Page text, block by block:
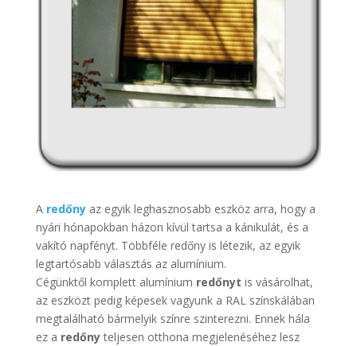
A redőnyaz egyik leghasznosabb eszköz arra, hogy a
nyári hónapokban házon kívül tartsa a kánikulát, és a
vakító napfényt. Többféle redőny is létezik, az egyik
legtartósabb választás az alumínium.
Cégünktől komplett alumínium redőnyt is vásárolhat,
az eszközt pedig képesek vagyunk a RAL színskálában
megtalálható bármelyik színre szinterezni. Ennek hála
ez a redőnyteljesen otthona megjelenéséhez lesz